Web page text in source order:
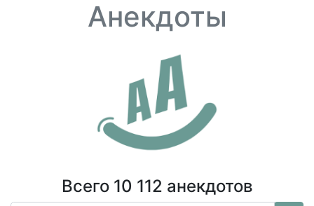
Анекдоты
Всего 10 112 анекдотов